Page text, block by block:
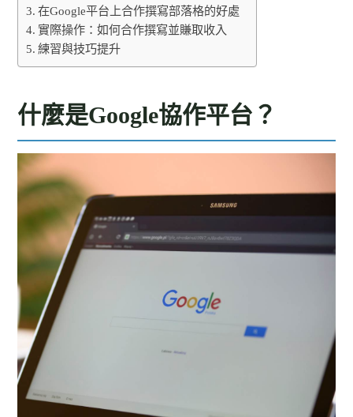
在Google平台上合作撰寫部落格的好處
實際操作：如何合作撰寫並賺取收入
練習與技巧提升
什麼是Google協作平台？